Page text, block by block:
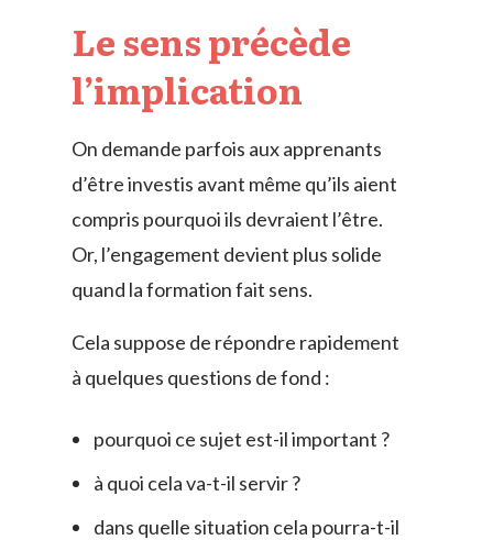
Le sens précède
l’implication
On demande parfois aux apprenants
d’être investis avant même qu’ils aient
compris pourquoi ils devraient l’être.
Or, l’engagement devient plus solide
quand la formation fait sens.
Cela suppose de répondre rapidement
à quelques questions de fond :
pourquoi ce sujet est-il important ?
à quoi cela va-t-il servir ?
dans quelle situation cela pourra-t-il